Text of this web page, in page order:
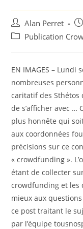
Auteur/autrice
de
Alan Perret
PostPublication
EN IMAGES – Lundi
nombreuses
caritatif des Sthétos
de s’afficher avec …
plus honnête qui
aux coordonnées
précisions sur ce
« crowdfunding ».
étant de collecter
crowdfunding et les
mieux aux
ce post traitant le
par l’équipe